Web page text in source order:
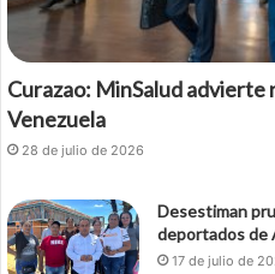
Curazao: MinSalud advierte
Venezuela
28 de julio de 2026
Desestiman
deportados de
17 de julio de